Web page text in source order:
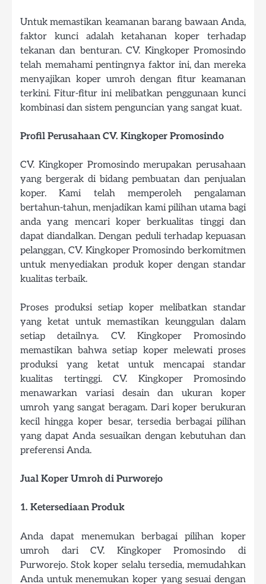
Untuk memastikan keamanan barang bawaan Anda,
faktor kunci adalah ketahanan koper terhadap
tekanan dan benturan. CV. Kingkoper Promosindo
telah memahami pentingnya faktor ini, dan mereka
menyajikan koper umroh dengan fitur keamanan
terkini. Fitur-fitur ini melibatkan penggunaan kunci
kombinasi dan sistem penguncian yang sangat kuat.
Profil Perusahaan CV. Kingkoper Promosindo
CV. Kingkoper Promosindo merupakan perusahaan
yang bergerak di bidang pembuatan dan penjualan
koper. Kami telah memperoleh pengalaman
bertahun-tahun, menjadikan kami pilihan utama bagi
anda yang mencari koper berkualitas tinggi dan
dapat diandalkan. Dengan peduli terhadap kepuasan
pelanggan, CV. Kingkoper Promosindo berkomitmen
untuk menyediakan produk koper dengan standar
kualitas terbaik.
Proses produksi setiap koper melibatkan standar
yang ketat untuk memastikan keunggulan dalam
setiap detailnya. CV. Kingkoper Promosindo
memastikan bahwa setiap koper melewati proses
produksi yang ketat untuk mencapai standar
kualitas tertinggi. CV. Kingkoper Promosindo
menawarkan variasi desain dan ukuran koper
umroh yang sangat beragam. Dari koper berukuran
kecil hingga koper besar, tersedia berbagai pilihan
yang dapat Anda sesuaikan dengan kebutuhan dan
preferensi Anda.
Jual Koper Umroh di Purworejo
1. Ketersediaan Produk
Anda dapat menemukan berbagai pilihan koper
umroh dari CV. Kingkoper Promosindo di
Purworejo. Stok koper selalu tersedia, memudahkan
Anda untuk menemukan koper yang sesuai dengan